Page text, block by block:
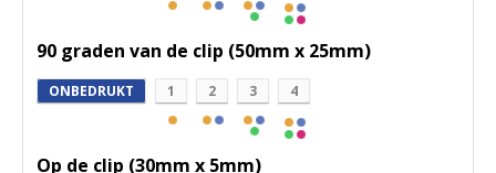
90 graden van de clip (50mm x 25mm)
ONBEDRUKT 1 2 3 4
Op de clip (30mm x 5mm)